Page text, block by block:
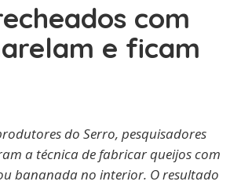
com
e ficam
do Serro, pesquisadores
a técnica de fabricar queijos com
bananada no interior. O resultado